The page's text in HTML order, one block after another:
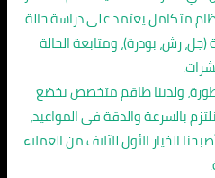
متكامل يعتمد على دراسة حالة
(جل، رش، بودرة)، ومتابعة الحالة
ولدينا طاقم متخصص يخضع
بالسرعة والدقة في المواعيد،
الخيار الأول للآلاف من العملاء